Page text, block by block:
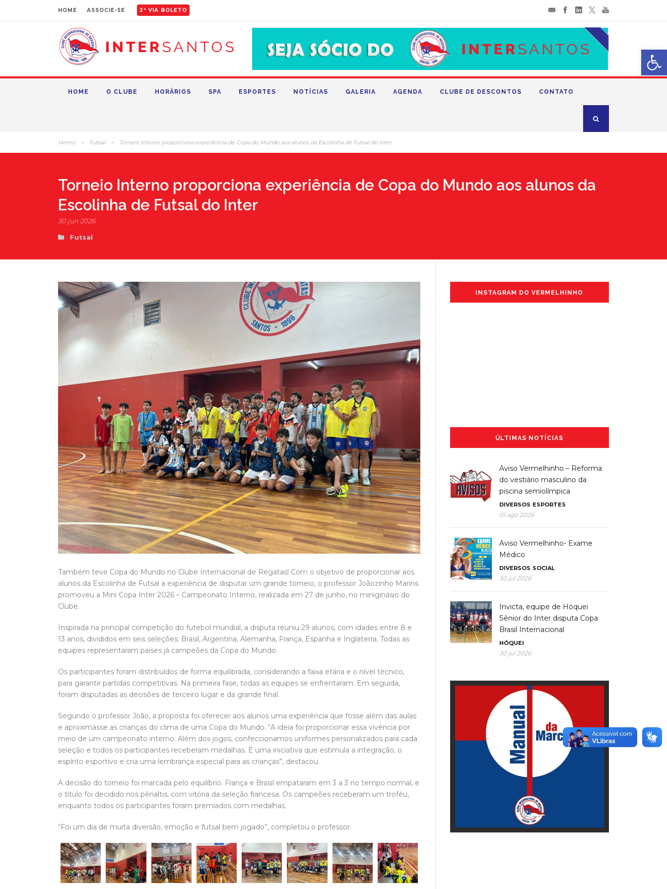
HOME ASSOCIE-SE 2ª VIA BOLETO
HOME O CLUBE HORÁRIOS SPA ESPORTES NOTÍCIAS GALERIA AGENDA CLUBE DE DESCONTOS CONTATO
Home > Futsal > Torneio Interno proporciona experiência de Copa do Mundo aos alunos da Escolinha de Futsal do Inter
Torneio Interno proporciona experiência de Copa do Mundo aos alunos da
Escolinha de Futsal do Inter
30 jun 2026
Futsal
Também teve Copa do Mundo no Clube Internacional de Regatas! Com o objetivo de proporcionar aos
alunos da Escolinha de Futsal a experiência de disputar um grande torneio, o professor Joãozinho Marins
promoveu a Mini Copa Inter 2026 – Campeonato Interno, realizada em 27 de junho, no miniginásio do
Clube.
Inspirada na principal competição do futebol mundial, a disputa reuniu 29 alunos, com idades entre 8 e
13 anos, divididos em seis seleções: Brasil, Argentina, Alemanha, França, Espanha e Inglaterra. Todas as
equipes representaram países já campeões da Copa do Mundo.
Os participantes foram distribuídos de forma equilibrada, considerando a faixa etária e o nível técnico,
para garantir partidas competitivas. Na primeira fase, todas as equipes se enfrentaram. Em seguida,
foram disputadas as decisões de terceiro lugar e da grande final.
Segundo o professor João, a proposta foi oferecer aos alunos uma experiência que fosse além das aulas
e aproximasse as crianças do clima de uma Copa do Mundo. “A ideia foi proporcionar essa vivência por
meio de um campeonato interno. Além dos jogos, confeccionamos uniformes personalizados para cada
seleção e todos os participantes receberam medalhas. É uma iniciativa que estimula a integração, o
espírito esportivo e cria uma lembrança especial para as crianças”, destacou.
A decisão do torneio foi marcada pelo equilíbrio. França e Brasil empataram em 3 a 3 no tempo normal, e
o título foi decidido nos pênaltis, com vitória da seleção francesa. Os campeões receberam um troféu,
enquanto todos os participantes foram premiados com medalhas.
“Foi um dia de muita diversão, emoção e futsal bem jogado”, completou o professor.
INSTAGRAM DO VERMELHINHO
ÚLTIMAS NOTÍCIAS
Aviso Vermelhinho – Reforma
do vestiário masculino da
piscina semiolímpica
DIVERSOS ESPORTES
01 ago 2026
Aviso Vermelhinho- Exame
Médico
DIVERSOS SOCIAL
30 jul 2026
Invicta, equipe de Hóquei
Sênior do Inter disputa Copa
Brasil Internacional
HÓQUEI
30 jul 2026
Abrir